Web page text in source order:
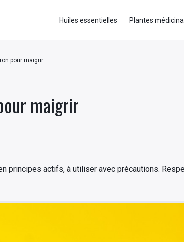
maigrir
pour maigrir
principes actifs, à utiliser avec précautions.
Huiles essentielles Plantes